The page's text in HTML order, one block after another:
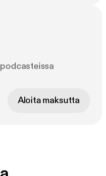
Aloita maksutta